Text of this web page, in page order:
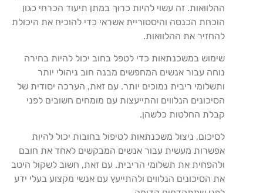
ההלוואות. זה עשוי להיות כרוך במתן תיעוד הכרחי כגון
הוכחת הכנסה והיסטוריית אשראי כדי להוכיח את היכולת
להחזיר את ההלוואות.
שימוש במשכנתאות כדי לטפל בחוב יכול להיות בחירה
נוחה עבור אנשים המחפשים מבנה חוב ניהולי יותר
ותשלומי ריבית נמוכים יותר. עם זאת, הערכה יסודית של
הסיכונים הנלווים והתייעצות עם מומחים חשובים לפני
קבלת החלטות כלשהן.
לסיכום, ניצול משכנתאות לטיפול בחובות יכול להיות
אפשרות מעשית עבור אנשים המבקשים לאחד את חובם
ולהפחית את תשלומי הריבית. עם זאת, חשוב לשקול היטב
את הסיכונים הנלווים ולהתייעץ עם אנשי מקצוע בעלי ידע